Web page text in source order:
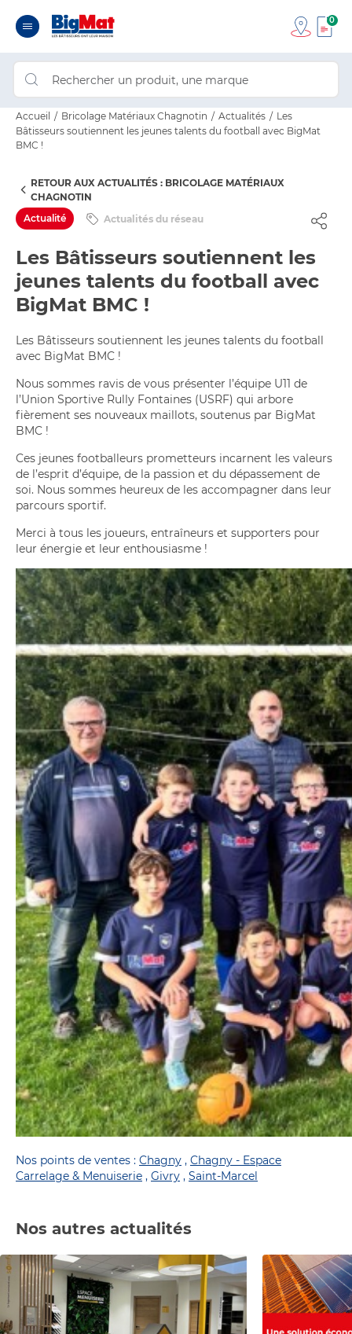
0
Accueil Bricolage Matériaux Chagnotin Actualités
Les
Bâtisseurs soutiennent les jeunes talents du football avec BigMat
BMC !
RETOUR AUX ACTUALITÉS : BRICOLAGE MATÉRIAUX
CHAGNOTIN
Actualité
Actualités du réseau
Les Bâtisseurs soutiennent les
jeunes talents du football avec
BigMat BMC !
Les Bâtisseurs soutiennent les jeunes talents du football
avec BigMat BMC !
Nous sommes ravis de vous présenter l’équipe U11 de
l’Union Sportive Rully Fontaines (USRF) qui arbore
fièrement ses nouveaux maillots, soutenus par BigMat
BMC !
Ces jeunes footballeurs prometteurs incarnent les valeurs
de l’esprit d’équipe, de la passion et du dépassement de
soi. Nous sommes heureux de les accompagner dans leur
parcours sportif.
Merci à tous les joueurs, entraîneurs et supporters pour
leur énergie et leur enthousiasme !
Nos points de ventes : Chagny , Chagny - Espace
Carrelage & Menuiserie , Givry , Saint-Marcel
Nos autres actualités